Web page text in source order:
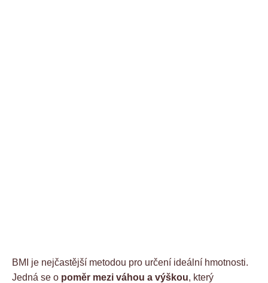
BMI je nejčastější metodou pro určení ideální hmotnosti.
Jedná se o poměr mezi váhou a výškou, který